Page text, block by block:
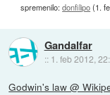
spremenilo:donfilipo(1.
Gandalfar
:: 1. feb 2012,
Godwin's law @